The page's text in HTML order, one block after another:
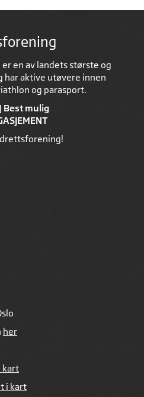
en av landets største og
aktive utøvere innen
og parasport.
Best mulig
her
kart
i kart